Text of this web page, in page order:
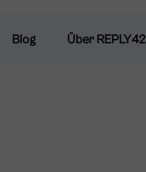
Blog Über REPLY42
Blog Über REPLY42